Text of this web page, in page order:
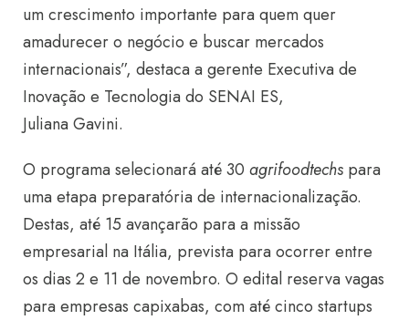
um crescimento importante para quem quer
amadurecer o negócio e buscar mercados
internacionais”, destaca a gerente Executiva de
Inovação e Tecnologia do SENAI ES,
Juliana Gavini.
O programa selecionará até 30 agrifoodtechs para
uma etapa preparatória de internacionalização.
Destas, até 15 avançarão para a missão
empresarial na Itália, prevista para ocorrer entre
os dias 2 e 11 de novembro. O edital reserva vagas
para empresas capixabas, com até cinco startups